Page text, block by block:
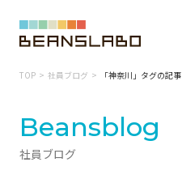
TOP 社員ブログ 「神奈川」タグの記事
Beansblog
社員ブログ